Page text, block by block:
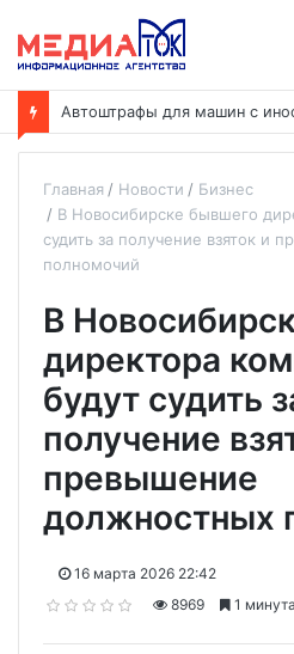
Главная Новости
Бизнес
В Новосибирске бывшего
судить за получение взяток и
полномочий
В
директора
будут судить
получение
превышение
должностных
16 марта 2026 22:42
8969
1 минута